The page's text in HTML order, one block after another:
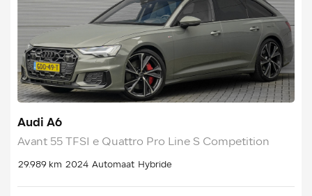
Audi A6
Avant 55 TFSI e Quattro Pro Line S Competition
29.989 km 2024 Automaat Hybride